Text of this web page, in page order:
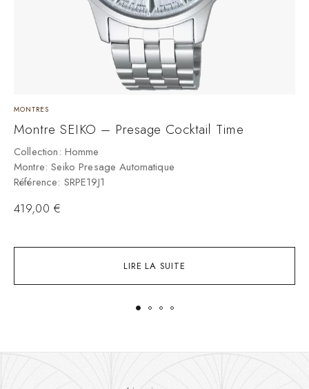
LIRE LA SUITE
MONTRES
Montre SEIKO – Presage Cocktail Time
Collection: Homme
Montre: Seiko Presage Automatique
Référence: SRPE19J1
419,00 €